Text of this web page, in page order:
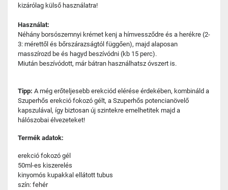
kizárólag külső használatra!
Használat:
Néhány borsószemnyi krémet kenj a hímvessződre és a herékre (2-
3: mérettől és bőrszárazságtól függően), majd alaposan
masszírozd be és hagyd beszívódni (kb 15 perc).
Miután beszívódott, már bátran használhatsz óvszert is.
Tipp: A még erőteljesebb erekciód elérése érdekében, kombináld a
Szuperhős erekció fokozó gélt, a Szuperhős potencianövelő
kapszulával, így biztosan új szintekre emelhetitek majd a
hálószobai élvezeteket!
Termék adatok:
erekció fokozó gél
50ml-es kiszerelés
kinyomós kupakkal ellátott tubus
szín: fehér